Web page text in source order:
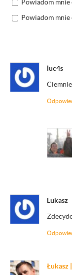
Powiadom mnie
Powiadom mnie
luc4s
Lukasz
Łukasz